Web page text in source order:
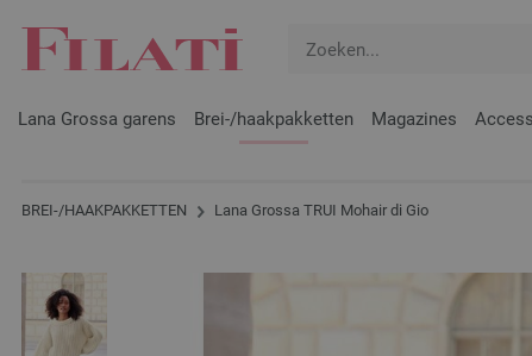
Lana Grossa garens Brei-/haakpakketten Magazines
BREI-/HAAKPAKKETTEN Lana Grossa TRUI Mohair di Gio